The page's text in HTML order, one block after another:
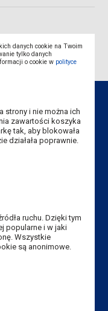
w Lesznie
78 75,
danych cookie na Twoim
tylko danych
o cookie w polityce
strony i nie można ich
zawartości koszyka
tak, aby blokowała
działała poprawnie.
ruchu. Dzięki tym
popularne i w jaki
Wszystkie
są anonimowe.